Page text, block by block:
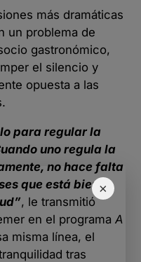
×
más dramáticas
un problema de
gastronómico,
el silencio y
opuesta a las
para regular la
uno regula la
no hace falta
que está bien,
, le transmitió
en el programa A
misma línea, el
tras